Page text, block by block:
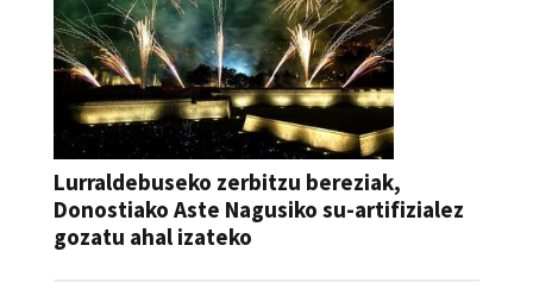
Lurraldebuseko zerbitzu bereziak,
Donostiako Aste Nagusiko su-artifizialez
gozatu ahal izateko